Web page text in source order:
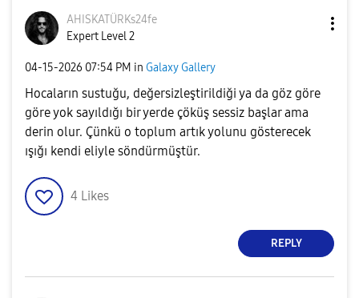
AHISKATÜRKs24fe
Expert Level 2
‎04-15-2026 07:54 PM in Galaxy Gallery
Hocaların sustuğu, değersizleştirildiği ya da göz göre
göre yok sayıldığı bir yerde çöküş sessiz başlar ama
derin olur. Çünkü o toplum artık yolunu gösterecek
ışığı kendi eliyle söndürmüştür.
4 Likes
REPLY